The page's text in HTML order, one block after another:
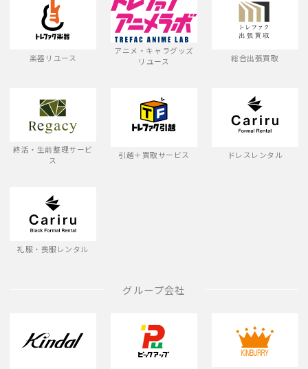
楽器リユース
アニメ・キャラグッズ
リユース
総合出張買取
終活・生前整理サービ
ス
引越＋買取サービス ドレスレンタル
礼服・喪服レンタル
グループ会社